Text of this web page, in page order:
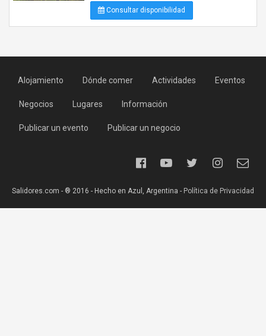
Consultar disponibilidad
Alojamiento Dónde comer Actividades Eventos
Negocios Lugares Información
Publicar un evento Publicar un negocio
Salidores.com - ® 2016 - Hecho en Azul, Argentina - Política de Privacidad